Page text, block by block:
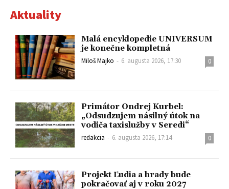
Aktuality
Malá encyklopedie UNIVERSUM
je konečne kompletná
Miloš Majko - 6. augusta 2026, 17:30 0
Primátor Ondrej Kurbel:
„Odsudzujem násilný útok na
vodiča taxislužby v Seredi“
redakcia - 6. augusta 2026, 17:14 0
Projekt Ľudia a hrady bude
pokračovať aj v roku 2027